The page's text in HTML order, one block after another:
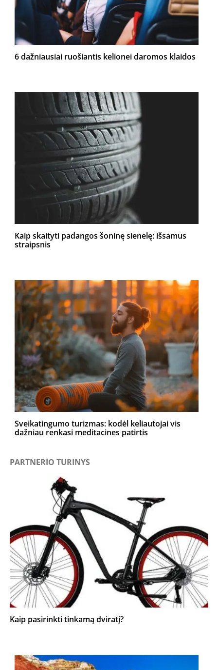
6 dažniausiai ruošiantis kelionei daromos klaidos
Kaip skaityti padangos šoninę sienelę: išsamus
straipsnis
Sveikatingumo turizmas: kodėl keliautojai vis
dažniau renkasi meditacines patirtis
PARTNERIO TURINYS
Kaip pasirinkti tinkamą dviratį?